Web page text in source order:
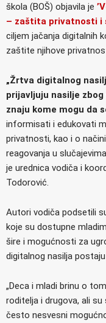
škola (BOŠ) objavila je
– zaštita privatnosti i
ciljem jačanja digitalnih
zaštite njihove
„Žrtva digitalnog
prijavljuju nasilje
znaju kome mogu da
informisati i edukovati
privatnosti, kao i o
reagovanja u
je urednica vodiča i
Todorović.
Autori vodiča podsetili
koje su dostupne
šire i mogućnosti za
digitalnog nasilja
„Deca i mladi brinu o
roditelja i drugova, ali
često nesvesni